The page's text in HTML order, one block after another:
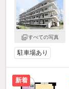
すべての写真
駐車場あり
新着